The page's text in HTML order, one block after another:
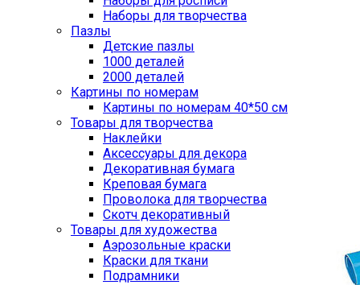
Наборы для творчества
Пазлы
Детские пазлы
1000 деталей
2000 деталей
Картины по номерам
Картины по номерам 40*50 см
Товары для творчества
Наклейки
Аксессуары для декора
Декоративная бумага
Креповая бумага
Проволока для творчества
Скотч декоративный
Товары для художества
Аэрозольные краски
Краски для ткани
Подрамники